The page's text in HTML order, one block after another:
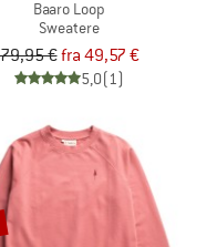
Baaro Loop
Sweatere
79,95 €fra 49,57 €
5,0(1)